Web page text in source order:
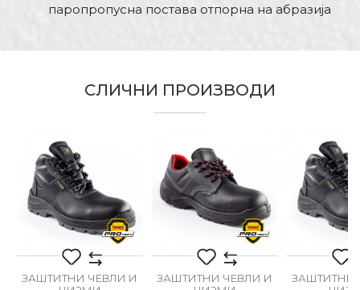
паропропусна постава отпорна на абразија
Црна
Армирачи, Бравари,
Водоинсталатери, Гипсари,
Градинари, Декоратори,
Електричари, Заварувачи,
Ѕидари, Изолатори,
Каменорезци, Керамичари,
Лакери, Махничари, Молери
и фарбари, Монтери,
Порака
СЛИЧНИ ПРОИЗВОДИ
ЗАШТИТНИ ЧЕВЛИ И
ЗАШТИТНИ ЧЕВЛИ И
ЗАШТИТНИ